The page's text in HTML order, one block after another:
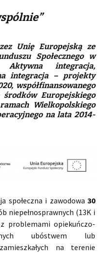
Unię Europejską ze
Społecznego w
integracja,
integracja – projekty
współfinansowanego
Europejskiego
Wielkopolskiego
na lata 2014-
społeczna i zawodowa 30
niepełnosprawnych (13K i
problemami opiekuńczo-
ubóstwem lub
na terenie